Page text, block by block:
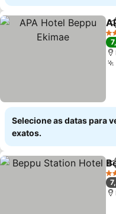
3
Selecione as datas para
exatos.
3